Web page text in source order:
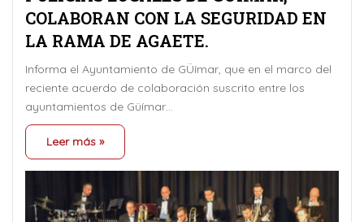
COLABORAN CON LA SEGURIDAD EN
LA RAMA DE AGAETE.
Informa el Ayuntamiento de GÜímar, que en el marco del
reciente acuerdo de colaboración suscrito entre los
ayuntamientos de Güímar…
Leer más »